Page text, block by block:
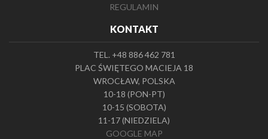
REGULAMIN
KONTAKT
TEL. +48 886 462 781
PLAC ŚWIĘTEGO MACIEJA 18
WROCŁAW, POLSKA
10-18 (PON-PT)
10-15 (SOBOTA)
11-17 (NIEDZIELA)
GOOGLE MAP